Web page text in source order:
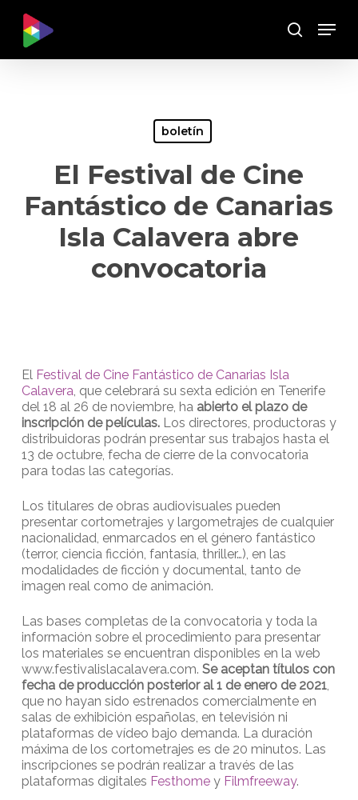
main
Buscar
Menu
boletín
El Festival de Cine
Fantástico de Canarias
Isla Calavera abre
convocatoria
El Festival de Cine Fantástico de Canarias Isla
Calavera, que celebrará su sexta edición en Tenerife
del 18 al 26 de noviembre, ha abierto el plazo de
inscripción de películas.Los directores, productoras y
distribuidoras podrán presentar sus trabajos hasta el
13 de octubre, fecha de cierre de la convocatoria
para todas las categorías.
Los titulares de obras audiovisuales pueden
presentar cortometrajes y largometrajes de cualquier
nacionalidad, enmarcados en el género fantástico
(terror, ciencia ficción, fantasía, thriller…), en las
modalidades de ficción y documental, tanto de
imagen real como de animación.
Las bases completas de la convocatoria y toda la
información sobre el procedimiento para presentar
los materiales se encuentran disponibles en la web
www.festivalislacalavera.com. Se aceptan títulos con
fecha de producción posterior al 1 de enero de 2021,
que no hayan sido estrenados comercialmente en
salas de exhibición españolas, en televisión ni
plataformas de vídeo bajo demanda. La duración
máxima de los cortometrajes es de 20 minutos. Las
inscripciones se podrán realizar a través de las
plataformas digitales FesthomeyFilmfreeway.